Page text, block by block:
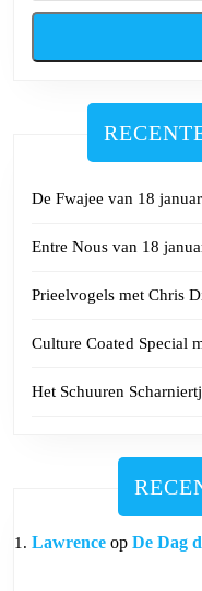
De Fwajee van 18
Entre Nous van 18
Prieelvogels met Chris
Culture Coated Special
Het Schuuren
Lawrence op De Dag